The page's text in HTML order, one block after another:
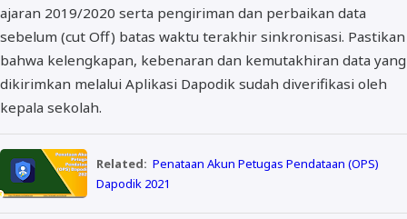
ajaran 2019/2020 serta pengiriman dan perbaikan data
sebelum (cut Off) batas waktu terakhir sinkronisasi. Pastikan
bahwa kelengkapan, kebenaran dan kemutakhiran data yang
dikirimkan melalui Aplikasi Dapodik sudah diverifikasi oleh
kepala sekolah.
Related: Penataan Akun Petugas Pendataan (OPS)
Dapodik 2021